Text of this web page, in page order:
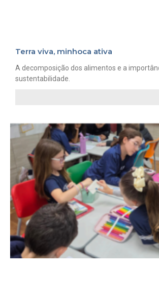
Terra viva, minhoca ativa
A decomposição dos alimentos e a
sustentabilidade.